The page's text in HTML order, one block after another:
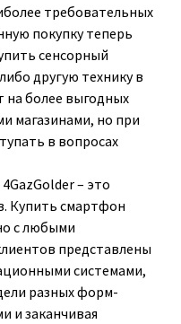
требовательных
покупку теперь
сенсорный
другую технику в
на более выгодных
магазинами, но при
в вопросах
– это
Купить смартфон
с любыми
представлены
системами,
разных форм-
и заканчивая